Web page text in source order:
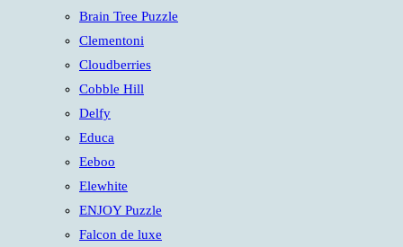
Brain Tree Puzzle
Clementoni
Cloudberries
Cobble Hill
Delfy
Educa
Eeboo
Elewhite
ENJOY Puzzle
Falcon de luxe